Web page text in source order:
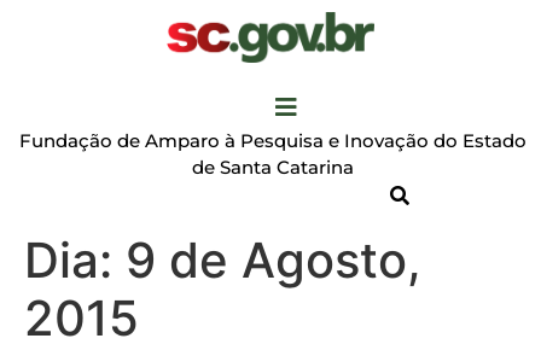
Fundação de Amparo à Pesquisa e Inovação do Estado
de Santa Catarina
Dia: 9 de Agosto,
2015